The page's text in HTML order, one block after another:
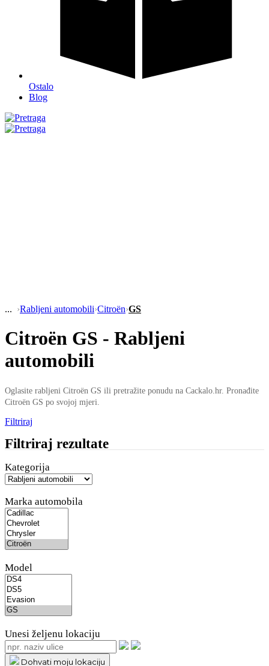
Ostalo
Blog
›Rabljeni automobili›Citroën›GS
Citroën GS - Rabljeni
automobili
Oglasite rabljeni Citroën GS ili pretražite ponudu na Cackalo.hr. Pronađite
Citroën GS po svojoj mjeri.
Filtriraj
Filtriraj rezultate
Kategorija
Marka automobila
Model
Unesi željenu lokaciju
Dohvati moju lokaciju